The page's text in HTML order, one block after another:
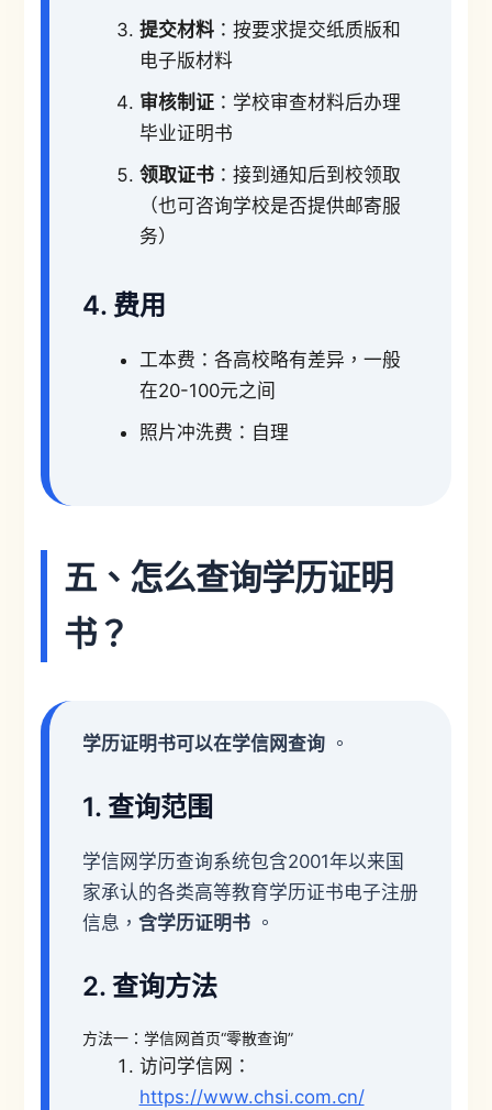
提交材料：按要求提交纸质版和
电子版材料
审核制证：学校审查材料后办理
毕业证明书
领取证书：接到通知后到校领取
（也可咨询学校是否提供邮寄服
务）
4. 费用
工本费：各高校略有差异，一般
在20-100元之间
照片冲洗费：自理
五、怎么查询学历证明
书？
学历证明书可以在学信网查询。
1. 查询范围
学信网学历查询系统包含2001年以来国
家承认的各类高等教育学历证书电子注册
信息， 含学历证明书。
2. 查询方法
方法一：学信网首页“零散查询”
访问学信网：
https://www.chsi.com.cn/